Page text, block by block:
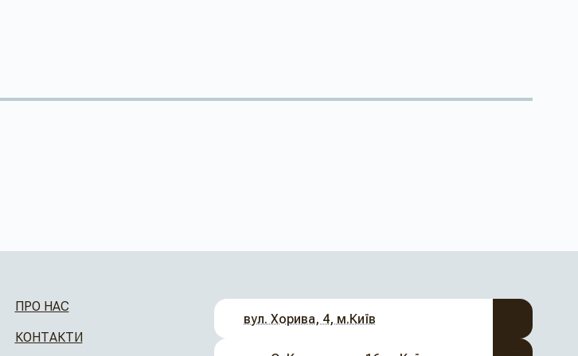
ПРО НАС
КОНТАКТИ
вул. Хорива, 4, м.Київ